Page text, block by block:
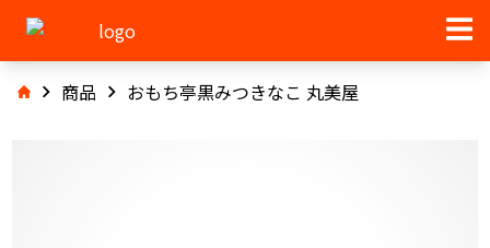
商品 おもち亭黒みつきなこ 丸美屋